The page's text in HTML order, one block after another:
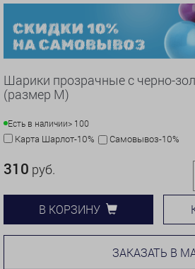
Шарики прозрачные с черно-
(размер М)
Есть в наличии> 100
Карта Шарлот-10% Самовывоз-10%
310 руб.
В КОРЗИНУ
ЗАКАЗАТЬ В